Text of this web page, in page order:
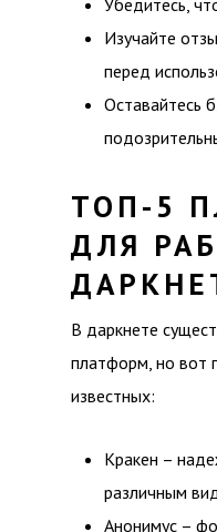
Убедитесь,
Изучайте
перед
Оставайтесь
ТОП-5
ДЛЯ
В даркнете
платформ, но вот
известных:
Кракен –
различным
Анонимус –